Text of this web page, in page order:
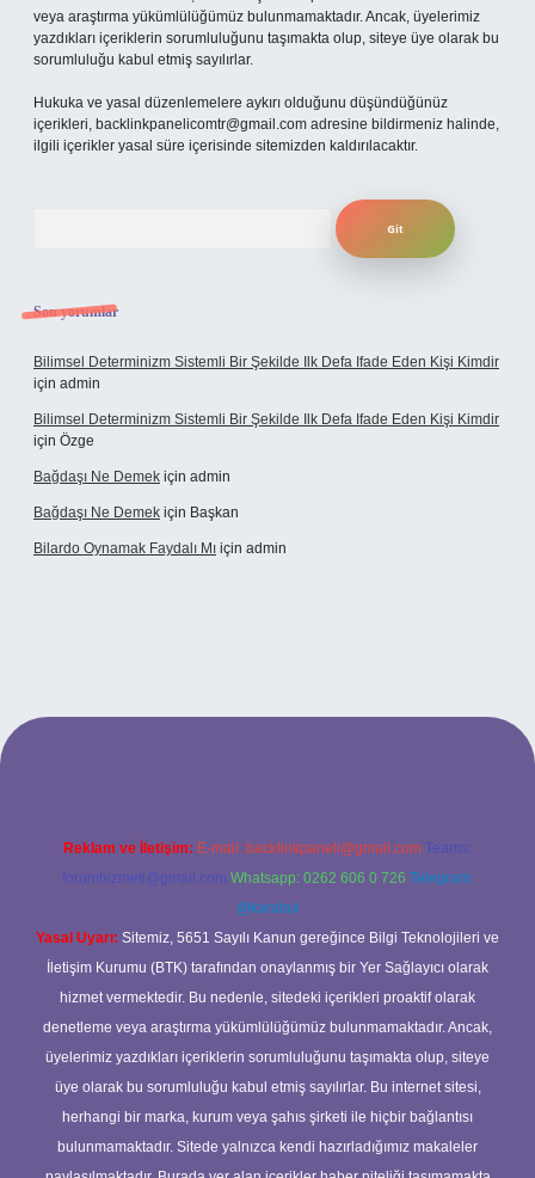
veya araştırma yükümlülüğümüz bulunmamaktadır. Ancak, üyelerimiz
yazdıkları içeriklerin sorumluluğunu taşımakta olup, siteye üye olarak bu
sorumluluğu kabul etmiş sayılırlar.
Hukuka ve yasal düzenlemelere aykırı olduğunu düşündüğünüz
içerikleri, backlinkpanelicomtr@gmail.com adresine bildirmeniz halinde,
ilgili içerikler yasal süre içerisinde sitemizden kaldırılacaktır.
Son yorumlar
Bilimsel Determinizm Sistemli Bir Şekilde Ilk Defa Ifade Eden Kişi Kimdir
için admin
Bilimsel Determinizm Sistemli Bir Şekilde Ilk Defa Ifade Eden Kişi Kimdir
için Özge
Bağdaşı Ne Demek için admin
Bağdaşı Ne Demek için Başkan
Bilardo Oynamak Faydalı Mı için admin
Reklam ve İletişim: E-mail: backlinkpaneli@gmail.com Teams:
forumhizmeti@gmail.com Whatsapp: 0262 606 0 726 Telegram:
@karabul
Yasal Uyarı: Sitemiz, 5651 Sayılı Kanun gereğince Bilgi Teknolojileri ve
İletişim Kurumu (BTK) tarafından onaylanmış bir Yer Sağlayıcı olarak
hizmet vermektedir. Bu nedenle, sitedeki içerikleri proaktif olarak
denetleme veya araştırma yükümlülüğümüz bulunmamaktadır. Ancak,
üyelerimiz yazdıkları içeriklerin sorumluluğunu taşımakta olup, siteye
üye olarak bu sorumluluğu kabul etmiş sayılırlar. Bu internet sitesi,
herhangi bir marka, kurum veya şahıs şirketi ile hiçbir bağlantısı
bulunmamaktadır. Sitede yalnızca kendi hazırladığımız makaleler